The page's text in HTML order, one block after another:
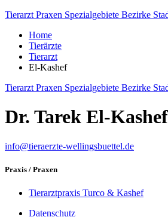
Tierarzt Praxen Spezialgebiete Bezirke
Home
Tierärzte
Tierarzt
El-Kashef
Tierarzt Praxen Spezialgebiete Bezirke
Dr. Tarek El-Kashef
info@tieraerzte-wellingsbuettel.de
Praxis / Praxen
Tierarztpraxis Turco & Kashef
Datenschutz